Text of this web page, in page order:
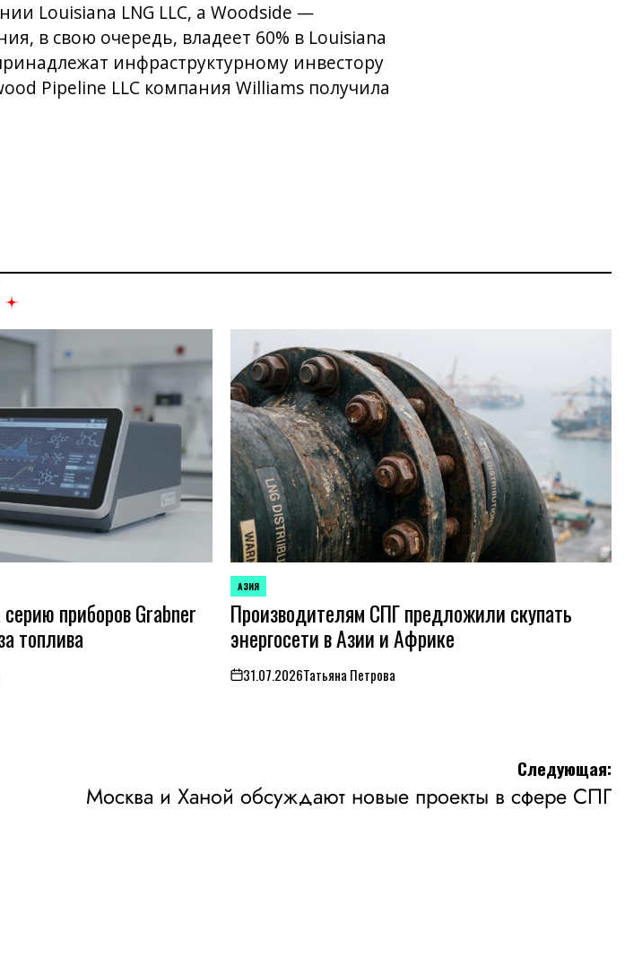
Louisiana LNG LLC, а Woodside —
в свою очередь, владеет 60% в Louisiana
инфраструктурному инвестору
Pipeline LLC компания Williams получила
приборов Grabner
топлива
ОПУБЛИКОВАНО
В
АЗИЯ
Производителям СПГ предложили скупать
энергосети в Азии и Африке
on31.07.2026Татьяна Петрова
Следующая:
Москва и Ханой обсуждают новые проекты в сфере СПГ